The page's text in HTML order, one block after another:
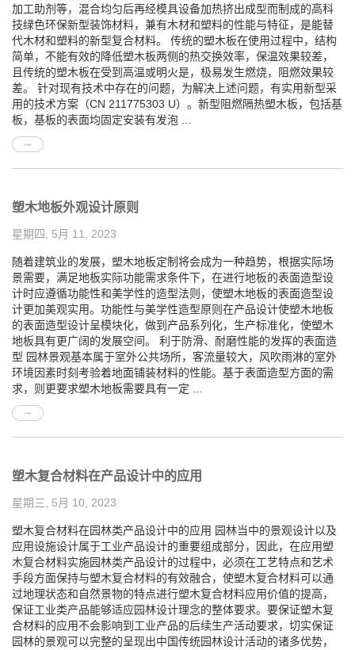
加工助剂等，混合均匀后再经模具设备加热挤出成型而制成的高科
技绿色环保新型装饰材料，兼有木材和塑料的性能与特征，是能替
代木材和塑料的新型复合材料。 传统的塑木板在使用过程中，结构
简单，不能有效的降低塑木板两侧的热交换效率，保温效果较差，
且传统的塑木板在受到高温或明火是，极易发生燃烧，阻燃效果较
差。 针对现有技术中存在的问题，为解决上述问题，有实用新型采
用的技术方案（CN 211775303 U）。新型阻燃隔热塑木板，包括基
板，基板的表面均固定安装有发泡 ...
塑木地板外观设计原则
星期四, 5月 11, 2023
随着建筑业的发展，塑木地板定制将会成为一种趋势，根据实际场
景需要，满足地板实际功能需求条件下，在进行地板的表面造型设
计时应遵循功能性和美学性的造型法则，使塑木地板的表面造型设
计更加美观实用。功能性与美学性造型原则在产品设计使塑木地板
的表面造型设计呈模块化，做到产品系列化，生产标准化，使塑木
地板具有更广阔的发展空间。 利于防滑、耐磨性能的发挥的表面造
型 园林景观基本属于室外公共场所，客流量较大，风吹雨淋的室外
环境因素时刻考验着地面铺装材料的性能。基于表面造型方面的需
求，则更要求塑木地板需要具有一定 ...
塑木复合材料在产品设计中的应用
星期三, 5月 10, 2023
塑木复合材料在园林类产品设计中的应用 园林当中的景观设计以及
应用设施设计属于工业产品设计的重要组成部分，因此，在应用塑
木复合材料实施园林类产品设计的过程中，必须在工艺特点和艺术
手段方面保持与塑木复合材料的有效融合，使塑木复合材料可以通
过地理状态和自然景物的特点进行塑木复合材料应用价值的提高，
保证工业类产品能够适应园林设计理念的整体要求。要保证塑木复
合材料的应用不会影响到工业产品的后续生产活动要求，切实保证
园林的景观可以完整的呈现出中国传统园林设计活动的诸多优势，